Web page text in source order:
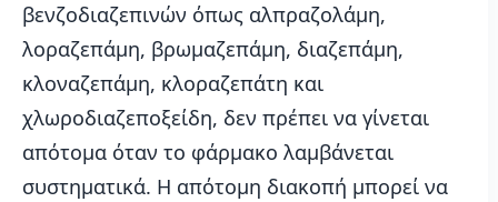
βενζοδιαζεπινών όπως αλπραζολάμη,
λοραζεπάμη, βρωμαζεπάμη, διαζεπάμη,
κλοναζεπάμη, κλοραζεπάτη και
χλωροδιαζεποξείδη, δεν πρέπει να γίνεται
απότομα όταν το φάρμακο λαμβάνεται
συστηματικά. Η απότομη διακοπή μπορεί να